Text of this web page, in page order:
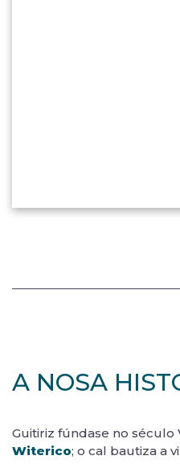
A NOSA
Guitiriz fúndase no século
Witerico; o cal bautiza a